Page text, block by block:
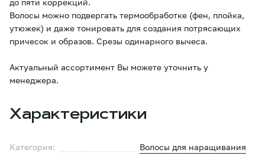
до пяти коррекций.
Волосы можно подвергать термообработке (фен, плойка,
утюжек) и даже тонировать для создания потрясающих
причесок и образов. Срезы одинарного вычеса.
Актуальный ассортимент Вы можете уточнить у
менеджера.
Характеристики
Категория:
Волосы для наращивания